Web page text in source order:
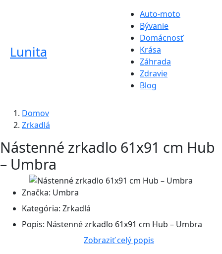
Lunita
Auto-moto
Bývanie
Domácnosť
Krása
Záhrada
Zdravie
Blog
Domov
Zrkadlá
Nástenné zrkadlo 61x91 cm Hub
– Umbra
Značka: Umbra
Kategória: Zrkadlá
Popis: Nástenné zrkadlo 61x91 cm Hub – Umbra
Zobraziť celý popis